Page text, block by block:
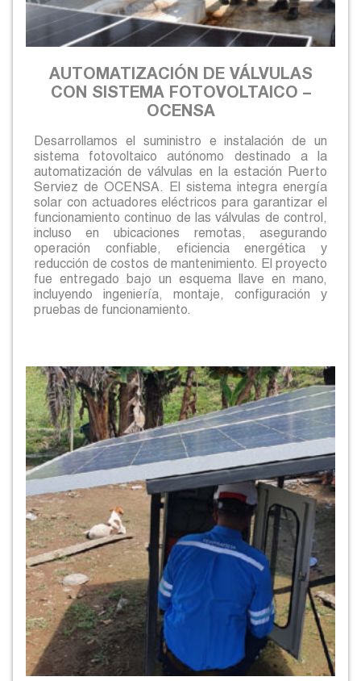
AUTOMATIZACIÓN DE VÁLVULAS
CON SISTEMA FOTOVOLTAICO –
OCENSA
Desarrollamos el suministro e instalación de un
sistema fotovoltaico autónomo destinado a la
automatización de válvulas en la estación Puerto
Serviez de OCENSA. El sistema integra energía
solar con actuadores eléctricos para garantizar el
funcionamiento continuo de las válvulas de control,
incluso en ubicaciones remotas, asegurando
operación confiable, eficiencia energética y
reducción de costos de mantenimiento. El proyecto
fue entregado bajo un esquema llave en mano,
incluyendo ingeniería, montaje, configuración y
pruebas de funcionamiento.